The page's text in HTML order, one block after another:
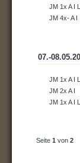
JM 1x A I
JM 4x- A I
07.-
JM 1x A I
JM 2x A I
JM 1x A I
Seite 1 von 2